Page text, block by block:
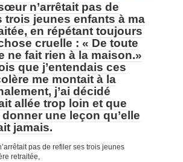
n’arrêtait pas de
trois jeunes enfants à ma
en répétant toujours
cruelle : « De toute
ne fait rien à la maison.»
que j’entendais ces
me montait à la
j’ai décidé
allée trop loin et que
donner une leçon qu’elle
jamais.
pas de refiler ses trois jeunes
retraitée,